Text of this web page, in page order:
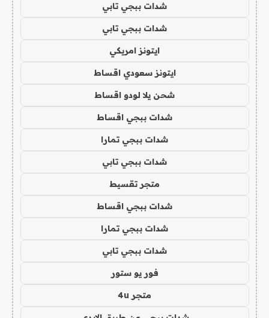
شدات ببجي تابي
شدات ببجي تابي
ايتونز امريكي
ايتونز سعودي اقساط
شحن يلا لودو اقساط
شدات ببجي اقساط
شدات ببجي تمارا
شدات ببجي تابي
متجر تقسيط
شدات ببجي اقساط
شدات ببجي تمارا
شدات ببجي تابي
فور يو ستور
متجر 4u